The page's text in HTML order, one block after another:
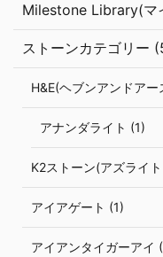
Milestone Library(マ
ストーンカテゴリー
H&E(ヘブンアンドアー
アナンダライト (1)
K2ストーン(アズライ
アイアゲート (1)
アイアンタイガーアイ